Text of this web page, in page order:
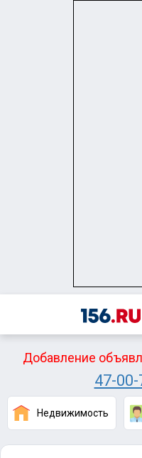
Добавление
47-00-
Недвижимость